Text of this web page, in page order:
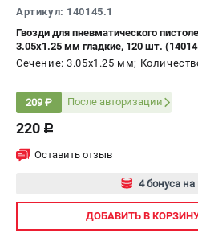
Артикул: 140145.1
Гвозди для пневматического
3.05х1.25 мм гладкие, 120 шт.
Сечение: 3.05х1.25 мм;
209 ₽ После авторизации
220 c
Оставить отзыв
4 бонуса на
Авторизуйтесь
ДОБАВИТЬ В